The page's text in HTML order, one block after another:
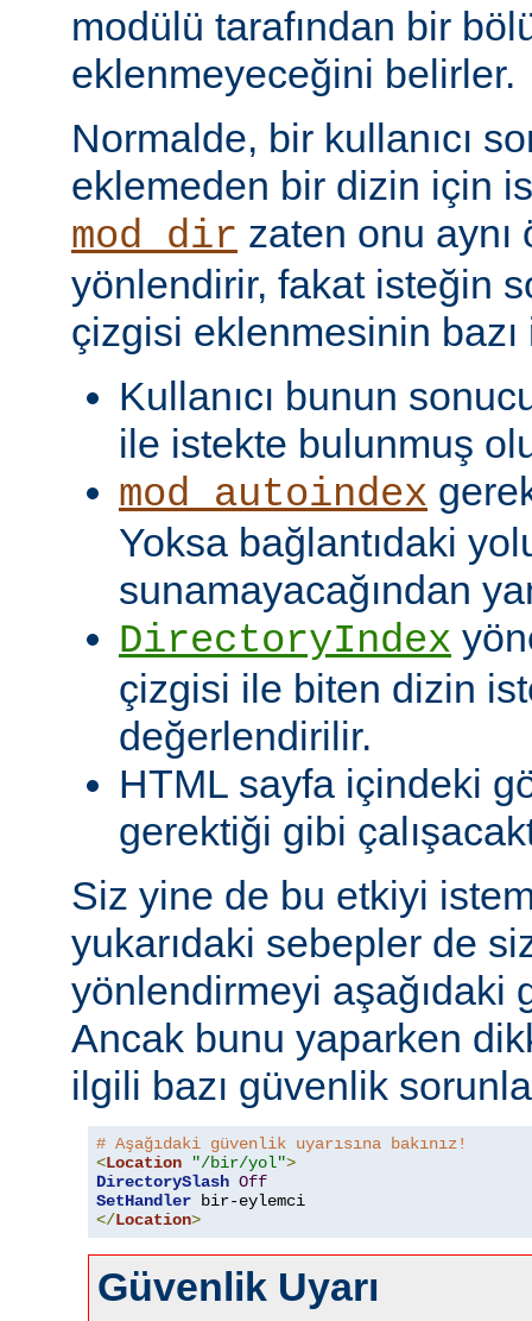
modülü tarafından bir
eklenmeyeceğini belirler.
Normalde, bir kullanıcı
eklemeden bir dizin için
mod_dir zaten onu aynı
yönlendirir, fakat isteğin
çizgisi eklenmesinin
Kullanıcı bunun
ile istekte bulunmuş
mod_autoindex
Yoksa bağlantıdaki
sunamayacağından
DirectoryIndex
çizgisi ile biten dizin
değerlendirilir.
HTML sayfa içindeki
gerektiği gibi
Siz yine de bu etkiyi
yukarıdaki sebepler de
yönlendirmeyi aşağıdaki
Ancak bunu yaparken
ilgili bazı güvenlik
# Aşağıdaki güvenlik uyarısına bakınız!
<Location "/bir/yol">
DirectorySlash Off
SetHandler bir-eylemci
</Location>
Güvenlik Uyarı